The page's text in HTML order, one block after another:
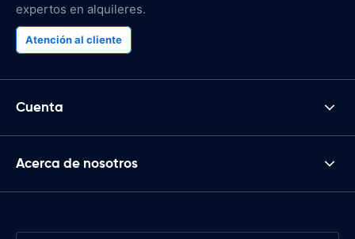
expertos en alquileres.
Atención al cliente
Cuenta
Acerca de nosotros